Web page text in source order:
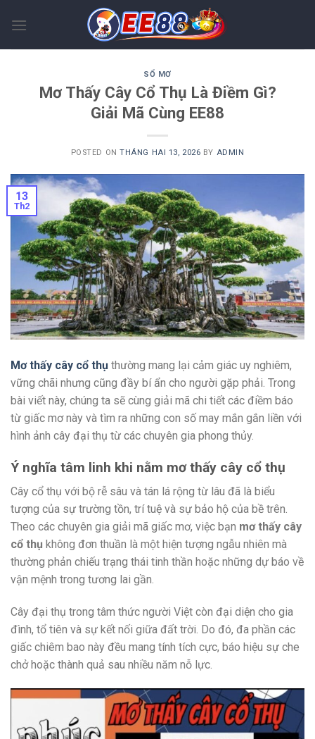
SỔ MƠ
Mơ Thấy Cây Cổ Thụ Là Điềm Gì?
Giải Mã Cùng EE88
POSTED ONTHÁNG HAI 13, 2026 BY ADMIN
13
Th2
Mơ thấy cây cổ thụ thường mang lại cảm giác uy nghiêm,
vững chãi nhưng cũng đầy bí ẩn cho người gặp phải. Trong
bài viết này, chúng ta sẽ cùng giải mã chi tiết các điềm báo
từ giấc mơ này và tìm ra những con số may mắn gắn liền với
hình ảnh cây đại thụ từ các chuyên gia phong thủy.
Ý nghĩa tâm linh khi nằm mơ thấy cây cổ thụ
Cây cổ thụ với bộ rễ sâu và tán lá rộng từ lâu đã là biểu
tượng của sự trường tồn, trí tuệ và sự bảo hộ của bề trên.
Theo các chuyên gia giải mã giấc mơ, việc bạn mơ thấy cây
cổ thụ không đơn thuần là một hiện tượng ngẫu nhiên mà
thường phản chiếu trạng thái tinh thần hoặc những dự báo về
vận mệnh trong tương lai gần.
Cây đại thụ trong tâm thức người Việt còn đại diện cho gia
đình, tổ tiên và sự kết nối giữa đất trời. Do đó, đa phần các
giấc chiêm bao này đều mang tính tích cực, báo hiệu sự che
chở hoặc thành quả sau nhiều năm nỗ lực.